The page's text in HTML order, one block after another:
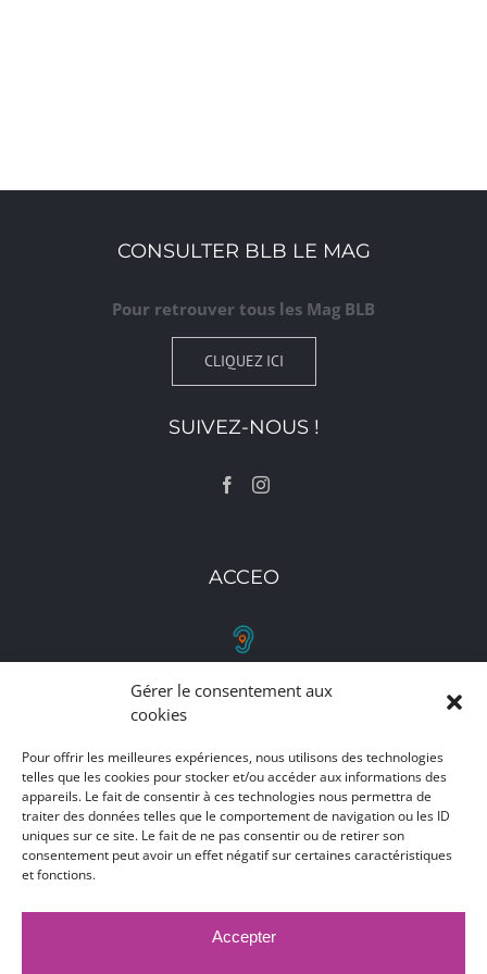
Gérer le consentement aux
cookies
Pour offrir les meilleures expériences, nous utilisons des technologies
telles que les cookies pour stocker et/ou accéder aux informations des
appareils. Le fait de consentir à ces technologies nous permettra de
traiter des données telles que le comportement de navigation ou les ID
uniques sur ce site. Le fait de ne pas consentir ou de retirer son
consentement peut avoir un effet négatif sur certaines caractéristiques
et fonctions.
Accepter
CONSULTER BLB LE MAG
Pour retrouver tous les Mag BLB
CLIQUEZ ICI
SUIVEZ-NOUS !
ACCEO
RETROUVEZ-NOUS
Toutes nos adresses, coordonnées et horaires
d'ouverture
CLIQUEZ ICI